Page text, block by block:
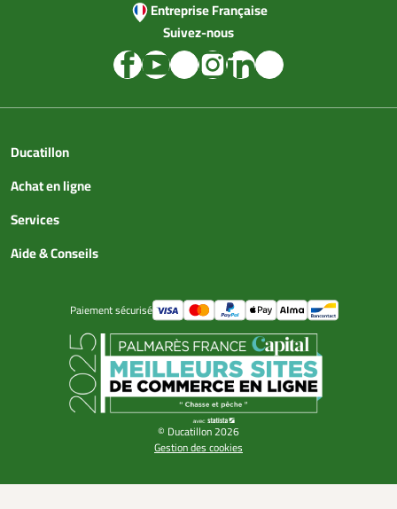
Entreprise Française
Suivez-nous
Ducatillon
Achat en ligne
Services
Aide & Conseils
Paiement sécurisé
© Ducatillon 2026
Gestion des cookies